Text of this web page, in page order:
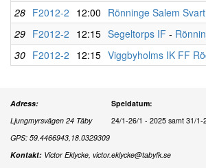
28 F2012-2 12:00 Rönninge Salem Svart
29 F2012-2 12:15 Segeltorps IF -
30 F2012-2 12:15 Viggbyholms IK FF
Adress:
Ljungmyrsvägen 24 Täby
GPS: 59.4466943,18.0329309
Speldatum:
24/1-26/1 - 2025 samt 31/1-
Kontakt: Victor Eklycke, victor.eklycke@tabyfk.se